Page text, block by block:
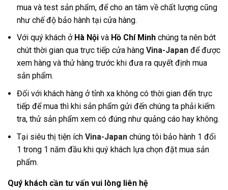
mua và test sản phẩm, để cho an tâm về chất lượng cũng
như chế độ bảo hành tại cửa hàng.
Với quý khách ở Hà Nội và Hồ Chí Minh chúng ta nên bớt
chút thời gian qua trực tiếp cửa hàng Vina-Japan để được
xem hàng và thử hàng trước khi đưa ra quyết định mua
sản phẩm.
Đối với khách hàng ở tỉnh xa không có thời gian đến trực
tiếp để mua thì khi sản phẩm gửi đến chúng ta phải kiểm
tra, thử sản phẩm xem có đúng như quảng cáo hay không.
Tại siêu thị tiện ích Vina-Japan chúng tôi bảo hành 1 đổi
1 trong 1 năm đầu khi quý khách lựa chọn đặt mua sản
phẩm.
Quý khách cần tư vấn vui lòng liên hệ